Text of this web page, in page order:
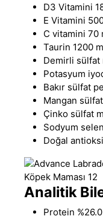
D3 Vitamini
E Vitamini
C vitamini 70
Taurin 1200
Demirli sülfat
Potasyum
Bakır sülfat
Mangan
Çinko sülfat
Sodyum
Doğal
Analitik
Protein %26.0